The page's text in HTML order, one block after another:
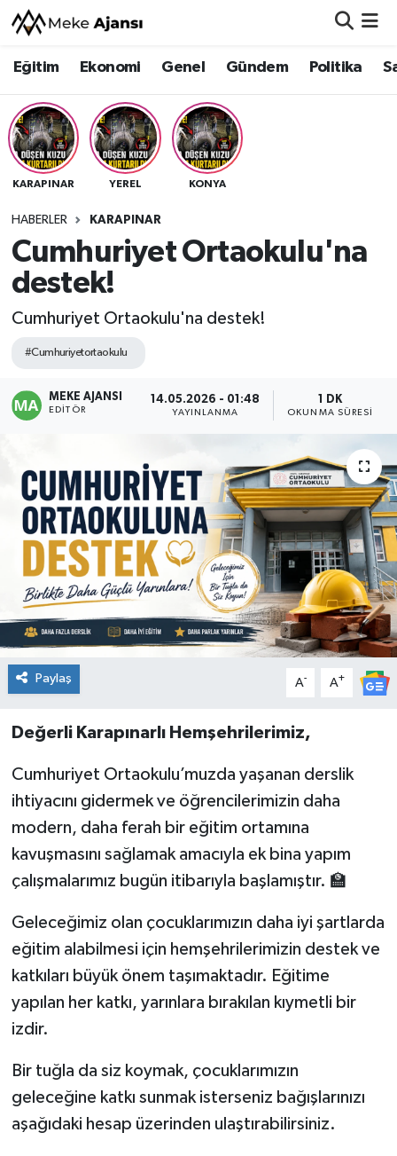
Eğitim Ekonomi Genel Gündem Politika
KARAPINAR YEREL KONYA
HABERLER KARAPINAR
Cumhuriyet Ortaokulu'na
destek!
Cumhuriyet Ortaokulu'na destek!
#Cumhuriyetortaokulu
MEKE AJANSI
EDITÖR
14.05.2026 - 01:48
YAYINLANMA
1 DK
OKUNMA SÜRESI
Paylaş A- A+
Değerli Karapınarlı Hemşehrilerimiz,
Cumhuriyet Ortaokulu’muzda yaşanan derslik
ihtiyacını gidermek ve öğrencilerimizin daha
modern, daha ferah bir eğitim ortamına
kavuşmasını sağlamak amacıyla ek bina yapım
çalışmalarımız bugün itibarıyla başlamıştır. 🏫
Geleceğimiz olan çocuklarımızın daha iyi şartlarda
eğitim alabilmesi için hemşehrilerimizin destek ve
katkıları büyük önem taşımaktadır. Eğitime
yapılan her katkı, yarınlara bırakılan kıymetli bir
izdir.
Bir tuğla da siz koymak, çocuklarımızın
geleceğine katkı sunmak isterseniz bağışlarınızı
aşağıdaki hesap üzerinden ulaştırabilirsiniz.
Eğitim
Ekonomi
Genel
Politika
Sağlık
Nöbetçi Eczaneler
Hava Durumu
Namaz Vakitleri
Süper Lig Puan Durumu ve Fikstür
Tüm Manşetler